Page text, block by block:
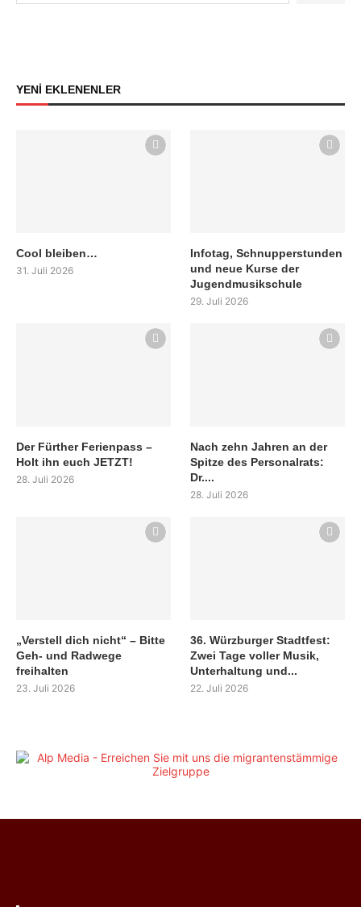
YENİ EKLENENLER
Cool bleiben…
31. Juli 2026
Infotag, Schnupperstunden
und neue Kurse der
Jugendmusikschule
29. Juli 2026
Der Fürther Ferienpass –
Holt ihn euch JETZT!
28. Juli 2026
Nach zehn Jahren an der
Spitze des Personalrats:
Dr....
28. Juli 2026
„Verstell dich nicht“ – Bitte
Geh- und Radwege
freihalten
23. Juli 2026
36. Würzburger Stadtfest:
Zwei Tage voller Musik,
Unterhaltung und...
22. Juli 2026